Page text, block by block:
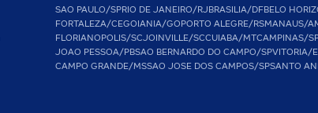
SAO PAULO/SPRIO DE JANEIRO/RJBRASILIA/DFBELO
FORTALEZA/CEGOIANIA/GOPORTO ALEGRE/RSMANAUS/
FLORIANOPOLIS/SCJOINVILLE/SCCUIABA/MTCAMPINAS/
JOAO PESSOA/PBSAO BERNARDO DO CAMPO/SPVITORIA/
CAMPO GRANDE/MSSAO JOSE DOS CAMPOS/SPSANTO